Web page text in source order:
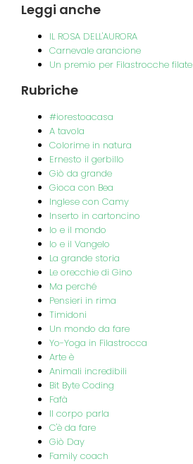
Leggi anche
IL ROSA DELL'AURORA
Carnevale arancione
Un premio per Filastrocche filate
Rubriche
#iorestoacasa
A tavola
Colorime in natura
Ernesto il gerbillo
Giò da grande
Gioca con Bea
Inglese con Camy
Inserto in cartoncino
Io e il mondo
Io e il Vangelo
La grande storia
Le orecchie di Gino
Ma perché
Pensieri in rima
Timidoni
Un mondo da fare
Yo-Yoga in Filastrocca
Arte è
Animali incredibili
Bit Byte Coding
Fafà
Il corpo parla
C'è da fare
Giò Day
Family coach